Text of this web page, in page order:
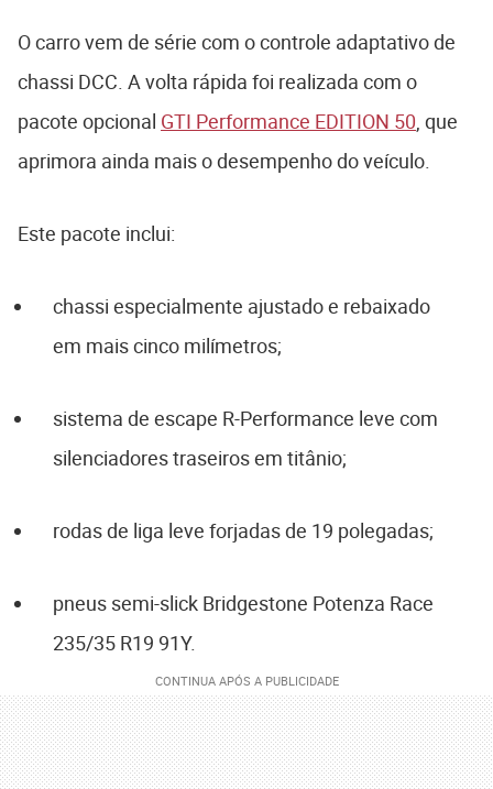
O carro vem de série com o controle adaptativo de
chassi DCC. A volta rápida foi realizada com o
pacote opcional GTI Performance EDITION 50, que
aprimora ainda mais o desempenho do veículo.
Este pacote inclui:
chassi especialmente ajustado e rebaixado
em mais cinco milímetros;
sistema de escape R-Performance leve com
silenciadores traseiros em titânio;
rodas de liga leve forjadas de 19 polegadas;
pneus semi-slick Bridgestone Potenza Race
235/35 R19 91Y.